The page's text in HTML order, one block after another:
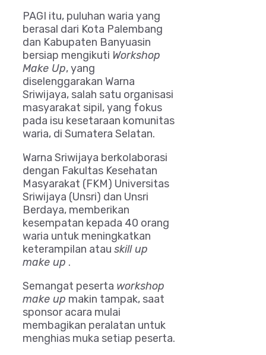
PAGI itu, puluhan waria yang
berasal dari Kota Palembang
dan Kabupaten Banyuasin
bersiap mengikuti Workshop
Make Up, yang
diselenggarakan Warna
Sriwijaya, salah satu organisasi
masyarakat sipil, yang fokus
pada isu kesetaraan komunitas
waria, di Sumatera Selatan.
Warna Sriwijaya berkolaborasi
dengan Fakultas Kesehatan
Masyarakat (FKM) Universitas
Sriwijaya (Unsri) dan Unsri
Berdaya, memberikan
kesempatan kepada 40 orang
waria untuk meningkatkan
keterampilan atau skill up
make up .
Semangat peserta workshop
make up makin tampak, saat
sponsor acara mulai
membagikan peralatan untuk
menghias muka setiap peserta.